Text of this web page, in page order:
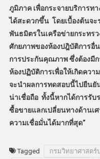
ภูมิภาค เพื่อกระจายบริการท
ได้สะดวกขึ้น โดยเบื้องต้นจ
พันธมิตรในเครือข่ายกระทร
ศักยภาพของห้องปฎิบัติการอื่
การประกันคุณภาพ ซึ่งต้องมีก
ห้องปฏิบัติการเพื่อให้เกิดคว
จะนำผลการทดสอบนี้ไปยืนยั
น่าเชื่อถือ ทั้งนี้หากได้การรับ
ซื้อขายแลกเปลี่ยนทางด้านเ
ความเชื่อมั่นได้มากที่สุด”
Tagged กรมวิทยาศาสตร์